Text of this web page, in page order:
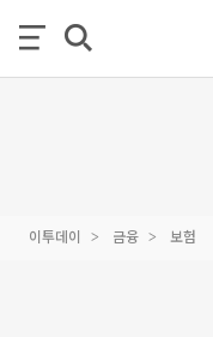
이투데이 금융 보험